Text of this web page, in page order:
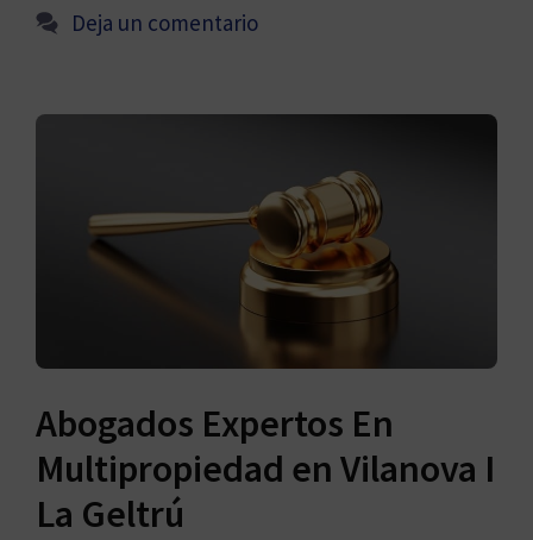
Deja un comentario
Abogados Expertos En
Multipropiedad en Vilanova I
La Geltrú